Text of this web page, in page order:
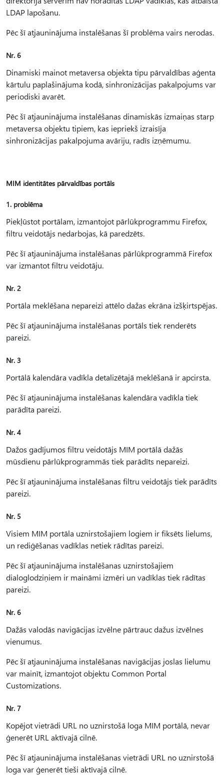
LDAP lapošanu.
Pēc šī atjauninājuma instalēšanas šī problēma vairs nerodas.
Nr. 6
Dinamiski mainot metaversa objekta tipu pārvaldības aģenta
kārtulu paplašinājuma kodā, sinhronizācijas pakalpojums var
periodiski avarēt.
Pēc šī atjauninājuma instalēšanas dinamiskās izmaiņas starp
metaversa objektu tipiem, kas iepriekš izraisīja
sinhronizācijas pakalpojuma avāriju, radīs izņēmumu.
MIM identitātes pārvaldības portāls
1. problēma
Piekļūstot portālam, izmantojot pārlūkprogrammu Firefox,
filtru veidotājs nedarbojas, kā paredzēts.
Pēc šī atjauninājuma instalēšanas pārlūkprogrammā Firefox
var izmantot filtru veidotāju.
Nr. 2
Portāla meklēšana nepareizi attēlo dažas ekrāna izšķirtspējas.
Pēc šī atjauninājuma instalēšanas portāls tiek renderēts
pareizi.
Nr. 3
Portālā kalendāra vadīkla detalizētajā meklēšanā ir apcirsta.
Pēc šī atjauninājuma instalēšanas kalendāra vadīkla tiek
parādīta pareizi.
Nr. 4
Dažos gadījumos filtru veidotājs MIM portālā dažās
mūsdienu pārlūkprogrammās tiek parādīts nepareizi.
Pēc šī atjauninājuma instalēšanas filtru veidotājs tiek parādīts
pareizi.
Nr. 5
Visiem MIM portāla uznirstošajiem logiem ir fiksēts lielums,
un rediģēšanas vadīklas netiek rādītas pareizi.
Pēc šī atjauninājuma instalēšanas uznirstošajiem
dialoglodziņiem ir maināmi izmēri un vadīklas tiek rādītas
pareizi.
Nr. 6
Dažās valodās navigācijas izvēlne pārtrauc dažus izvēlnes
vienumus.
Pēc šī atjauninājuma instalēšanas navigācijas joslas lielumu
var mainīt, izmantojot objektu Common Portal
Customizations.
Nr. 7
Kopējot vietrādi URL no uznirstošā loga MIM portālā, nevar
ģenerēt URL aktīvajā cilnē.
Pēc šī atjauninājuma instalēšanas vietrādi URL no uznirstošā
loga var ģenerēt tieši aktīvajā cilnē.